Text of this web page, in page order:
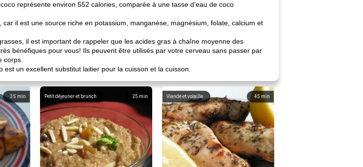
représente environ 552 calories, comparée à une tasse d’eau de coco
il est une source riche en potassium, manganèse, magnésium, folate, calcium et
il est important de rappeler que les acides gras à chaîne moyenne des
bénéfiques pour vous! Ils peuvent être utilisés par votre cerveau sans passer par
corps.
un excellent substitut laitier pour la cuisson et la cuisson.
35 min 25 min
Petit déjeuner et brunch 45 min
Viande et volaille